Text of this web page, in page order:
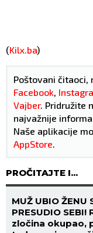
(Kilx.ba)
Poštovani čitaoci,
Facebook,
Vajber. Pridružite
najvažnije
Naše aplikacije
AppStore.
PROČITAJTE I...
MUŽ UBIO ŽENU
PRESUDIO
zločina okupao,